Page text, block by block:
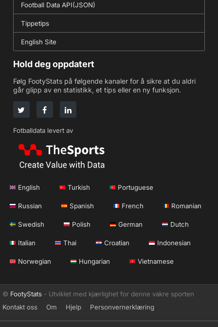
Football Data API(JSON)
Tippetips
English Site
Hold deg oppdatert
Følg FootyStats på følgende kanaler for å sikre at du aldri
går glipp av en statistikk, et tips eller en ny funksjon.
Fotballdata levert av
English Turkish Portuguese
Russian Spanish French Romanian
Swedish Polish German Dutch
Italian Thai Croatian Indonesian
Norwegian Hungarian Vietnamese
© FootyStats - Utviklet med kjærlighet for denne vakre sporten
Kontakt oss
Om Hjelp Personvernerklæring